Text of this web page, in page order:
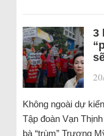
3
Không ngoài dự
Tập đoàn Vạn
bà “trùm” Trương